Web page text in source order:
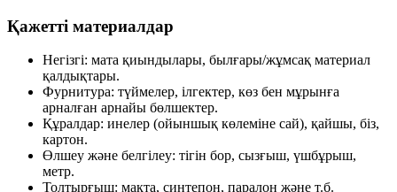
Қажетті материалдар
Негізгі: мата қиындылары, былғары/жұмсақ материал
қалдықтары.
Фурнитура: түймелер, ілгектер, көз бен мұрынға
арналған арнайы бөлшектер.
Құралдар: инелер (ойыншық көлеміне сай), қайшы, біз,
картон.
Өлшеу және белгілеу: тігін бор, сызғыш, үшбұрыш,
метр.
Толтырғыш: мақта, синтепон, паралон және т.б.